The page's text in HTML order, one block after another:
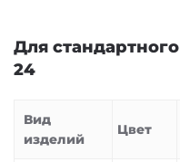
Для
24
Вид
изделий
Цвет